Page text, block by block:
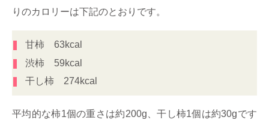
りのカロリーは下記のとおりです。
甘柿 63kcal
渋柿 59kcal
干し柿 274kcal
平均的な柿1個の重さは約200g、干し柿1個は約30gです